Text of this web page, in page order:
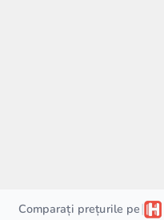
Comparați prețurile pe |